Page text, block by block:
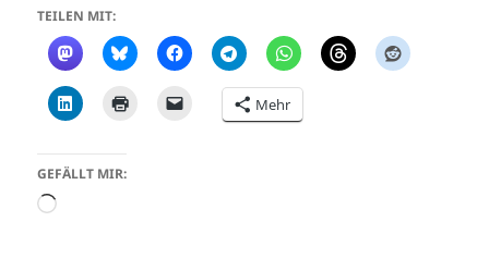
TEILEN MIT:
Mehr
GEFÄLLT MIR:
Wird